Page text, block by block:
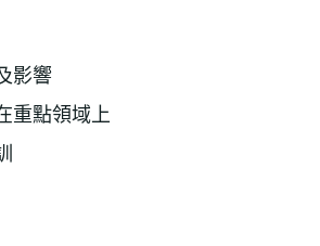
影響
重點領域上